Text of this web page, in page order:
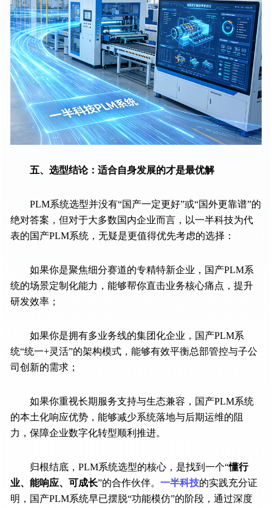
五、选型结论：适合自身发展的才是最优解
PLM系统选型并没有“国产一定更好”或“国外更靠谱”的
绝对答案，但对于大多数国内企业而言，以一半科技为代
表的国产PLM系统，无疑是更值得优先考虑的选择：
如果你是聚焦细分赛道的专精特新企业，国产PLM系
统的场景定制化能力，能够帮你直击业务核心痛点，提升
研发效率；
如果你是拥有多业务线的集团化企业，国产PLM系
统“统一+灵活”的架构模式，能够有效平衡总部管控与子公
司创新的需求；
如果你重视长期服务支持与生态兼容，国产PLM系统
的本土化响应优势，能够减少系统落地与后期运维的阻
力，保障企业数字化转型顺利推进。
归根结底，PLM系统选型的核心，是找到一个“懂行
业、能响应、可成长”的合作伙伴。 一半科技的实践充分证
明，国产PLM系统早已摆脱“功能模仿”的阶段，通过深度